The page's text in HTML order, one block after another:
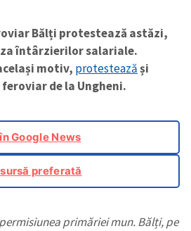
Bălți protestează astăzi,
întârzierilor salariale.
motiv, protesteazăși
de la Ungheni.
Google News
preferată
primăriei mun. Bălți, pe